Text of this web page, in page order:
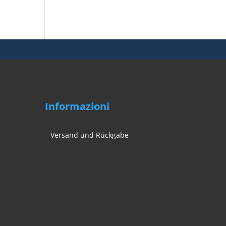
Informazioni
Versand und Rückgabe